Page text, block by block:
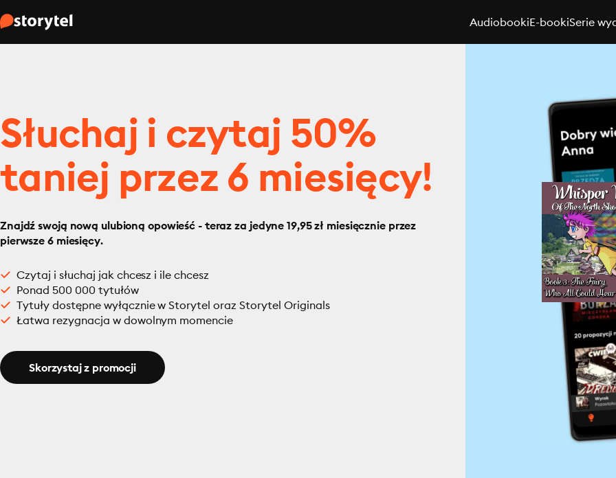
AudiobookiE-bookiSerie
Słuchaj i czytaj 50%
taniej przez 6 miesięcy!
Znajdź swoją nową ulubioną opowieść - teraz za jedyne 19,95 zł miesięcznie przez
pierwsze 6 miesięcy.
Czytaj i słuchaj jak chcesz i ile chcesz
Ponad 500 000 tytułów
Tytuły dostępne wyłącznie w Storytel oraz Storytel Originals
Łatwa rezygnacja w dowolnym momencie
Skorzystaj z promocji